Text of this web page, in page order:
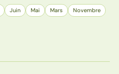
Juin Mai Mars
Novembre